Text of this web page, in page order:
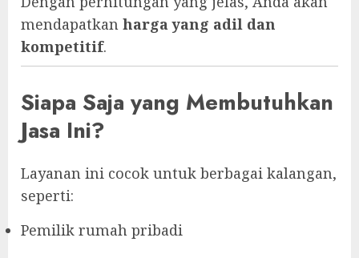
mendapatkan harga yang adil dan
kompetitif.
Siapa Saja yang Membutuhkan
Jasa Ini?
Layanan ini cocok untuk berbagai kalangan,
seperti:
Pemilik rumah pribadi